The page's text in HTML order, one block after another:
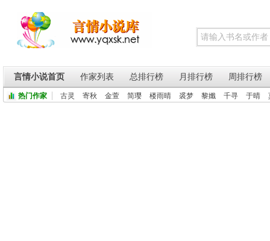
言情小说首页 作家列表 总排行榜 月排行榜 周排行榜
热门作家 古灵 寄秋 金萱 简璎 楼雨晴 裘梦 黎孅 千寻 于晴